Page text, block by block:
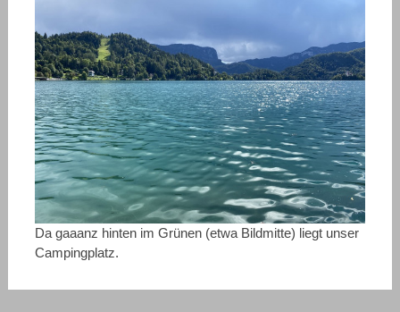
Da gaaanz hinten im Grünen (etwa Bildmitte) liegt unser
Campingplatz.